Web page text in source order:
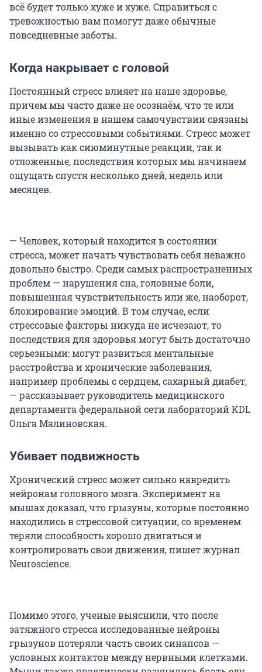
всё будет только хуже и хуже. Справиться с
тревожностью вам помогут даже обычные
повседневные заботы.
Когда накрывает с головой
Постоянный стресс влияет на наше здоровье,
причем мы часто даже не осознаём, что те или
иные изменения в нашем самочувствии связаны
именно со стрессовыми событиями. Стресс может
вызывать как сиюминутные реакции, так и
отложенные, последствия которых мы начинаем
ощущать спустя несколько дней, недель или
месяцев.
— Человек, который находится в состоянии
стресса, может начать чувствовать себя неважно
довольно быстро. Среди самых распространенных
проблем — нарушения сна, головные боли,
повышенная чувствительность или же, наоборот,
блокирование эмоций. В том случае, если
стрессовые факторы никуда не исчезают, то
последствия для здоровья могут быть достаточно
серьезными: могут развиться ментальные
расстройства и хронические заболевания,
например проблемы с сердцем, сахарный диабет,
— рассказывает руководитель медицинского
департамента федеральной сети лабораторий KDL
Ольга Малиновская.
Убивает подвижность
Хронический стресс может сильно навредить
нейронам головного мозга. Эксперимент на
мышах доказал, что грызуны, которые постоянно
находились в стрессовой ситуации, со временем
теряли способность хорошо двигаться и
контролировать свои движения, пишет журнал
Neuroscience.
Помимо этого, ученые выяснили, что после
затяжного стресса исследованные нейроны
грызунов потеряли часть своих синапсов —
условных контактов между нервными клетками.